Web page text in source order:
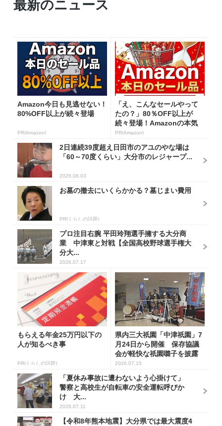
最新のニュース
Amazon今日も見逃せない！
80%OFF以上が続々登場
PR(Amazon)
「え、こんなセールやって
たの？」80％OFF以上が
続々登場！Amazonの本気
が...
PR(Amazon)
2日連続39度超え日田市のアユのやな場は
「60～70度くらい」大分市のレジャープ...
2026.08.03
お墓の撤去にいくらかかる？墓じまい費用
PR(くらしの話題)
プロ注目右腕 平田玲翔選手擁する大分商
業 中津東と対戦【全国高校野球選手権大
分大...
2026.07.17
もらえる年金25万円以下の
人が知るべき事
PR(くらしの話題)
県内三大祇園「中津祇園」7
月24日から開催 保存協議
会が軽快な祇園囃子を披露
し祭...
2026.07.15
「夏休み事故に遭わないよう心掛けて」
警察と高校生が自転車の安全運転呼びか
け 大...
2026.07.11
【令和8年熊本地震】大分県では最大震度4